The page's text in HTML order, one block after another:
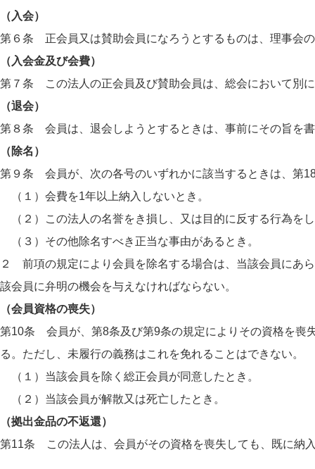
（入会）
第６条 正会員又は賛助会員になろうとするものは、理事会
（入会金及び会費）
第７条 この法人の正会員及び賛助会員は、総会において別
（退会）
第８条 会員は、退会しようとするときは、事前にその旨を
（除名）
第９条 会員が、次の各号のいずれかに該当するときは、第
（１）会費を1年以上納入しないとき。
（２）この法人の名誉をき損し、又は目的に反する行為を
（３）その他除名すべき正当な事由があるとき。
２ 前項の規定により会員を除名する場合は、当該会員にあ
該会員に弁明の機会を与えなければならない。
（会員資格の喪失）
第10条 会員が、第8条及び第9条の規定によりその資格を喪
る。ただし、未履行の義務はこれを免れることはできない。
（１）当該会員を除く総正会員が同意したとき。
（２）当該会員が解散又は死亡したとき。
（拠出金品の不返還）
第11条 この法人は、会員がその資格を喪失しても、既に納